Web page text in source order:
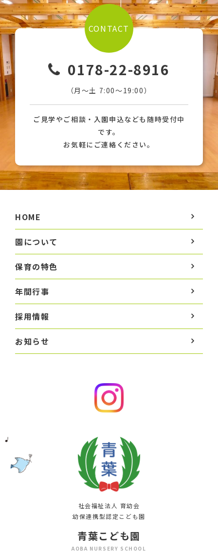
CONTACT
0178-22-8916
（月〜土 7:00〜19:00）
ご見学やご相談・入園申込なども随時受付中
です。
お気軽にご連絡ください。
HOME
園について
保育の特色
年間行事
採用情報
お知らせ
社会福祉法人 育幼会
幼保連携型認定こども園
青葉こども園
AOBA NURSERY SCHOOL